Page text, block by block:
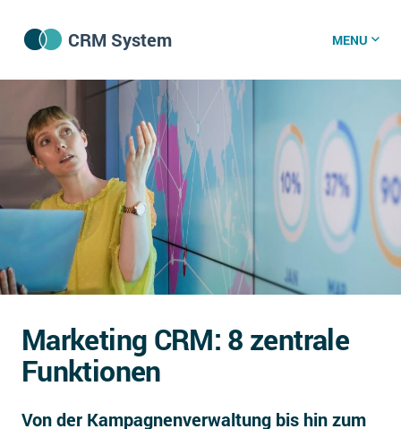
CRM System
CRM Software
CRM Wissenszentrum
CRM News
Was ist CRM?
Offene Stellen bei CRM-Lieferanten
Über uns
Impressum
MENU
Marketing CRM: 8 zentrale
Funktionen
Von der Kampagnenverwaltung bis hin zum